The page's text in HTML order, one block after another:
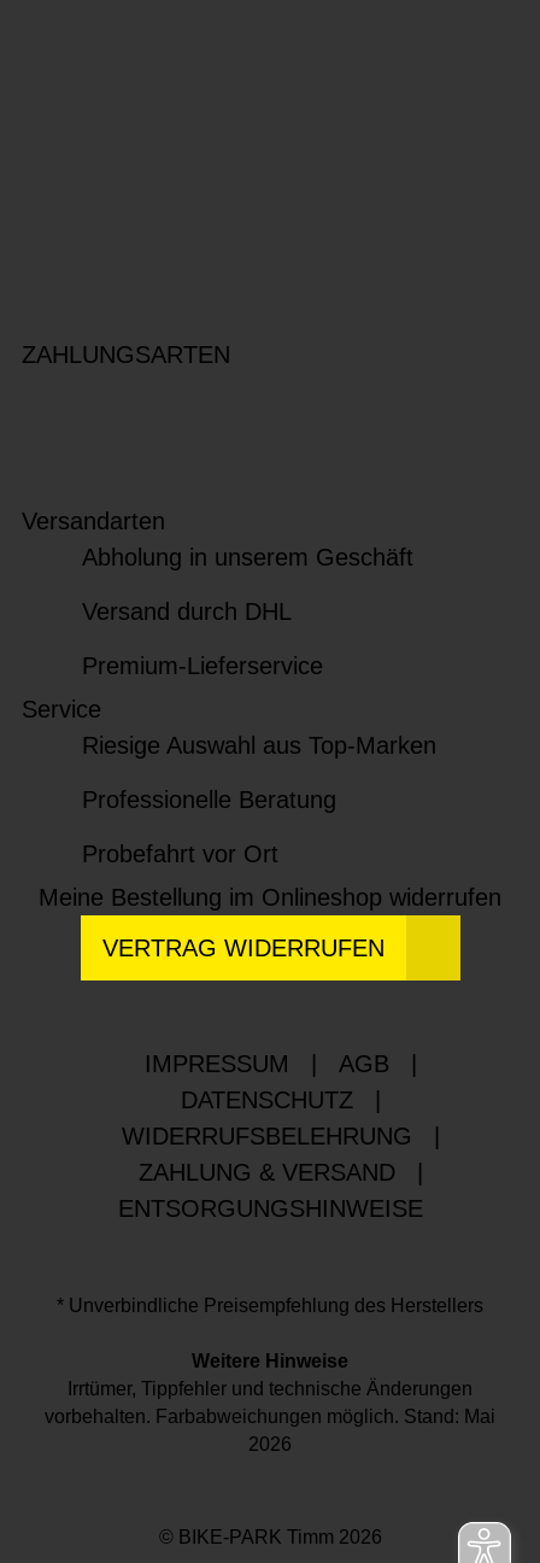
ZAHLUNGSARTEN
Versandarten
Abholung in unserem Geschäft
Versand durch DHL
Premium-Lieferservice
Service
Riesige Auswahl aus Top-Marken
Professionelle Beratung
Probefahrt vor Ort
Meine Bestellung im Onlineshop widerrufen
VERTRAG WIDERRUFEN
IMPRESSUM AGB
DATENSCHUTZ
WIDERRUFSBELEHRUNG
ZAHLUNG & VERSAND
ENTSORGUNGSHINWEISE
* Unverbindliche Preisempfehlung des Herstellers
Weitere Hinweise
Irrtümer, Tippfehler und technische Änderungen
vorbehalten. Farbabweichungen möglich. Stand: Mai
2026
© BIKE-PARK Timm 2026